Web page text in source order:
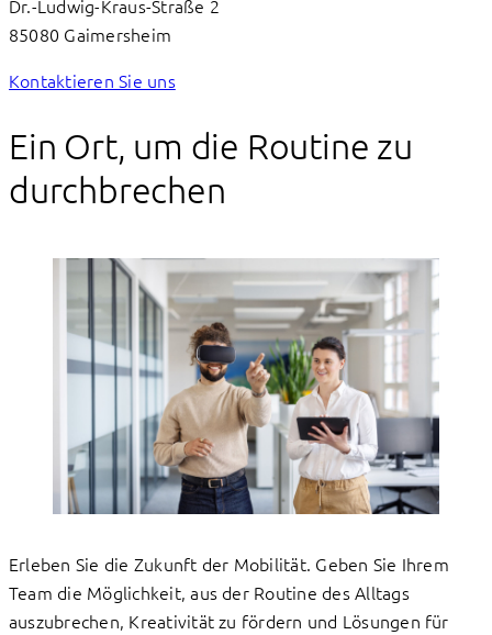
Dr.-Ludwig-Kraus-Straße 2
85080 Gaimersheim
Kontaktieren Sie uns
Ein Ort, um die Routine zu
durchbrechen
Erleben Sie die Zukunft der Mobilität. Geben Sie Ihrem
Team die Möglichkeit, aus der Routine des Alltags
auszubrechen, Kreativität zu fördern und Lösungen für